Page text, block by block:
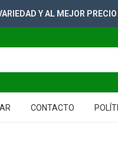
PARA TUS GONDOLAS
CONTACTO